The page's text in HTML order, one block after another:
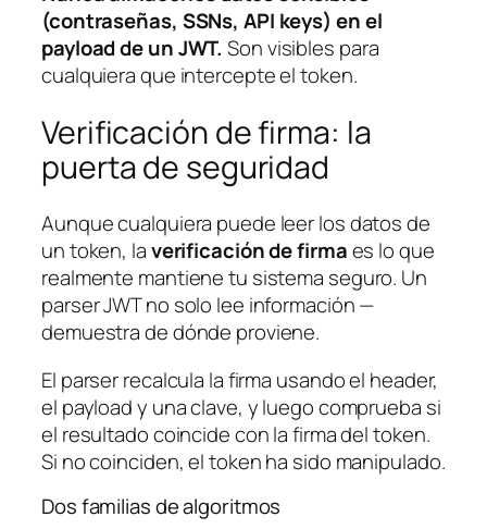
(contraseñas, SSNs, API keys) en el
payload de un JWT. Son visibles para
cualquiera que intercepte el token.
Verificación de firma: la
puerta de seguridad
Aunque cualquiera puede leer los datos de
un token, laverificación de firmaes lo que
realmente mantiene tu sistema seguro. Un
parser JWT no solo lee información —
demuestra de dónde proviene.
El parser recalcula la firma usando el header,
el payload y una clave, y luego comprueba si
el resultado coincide con la firma del token.
Si no coinciden, el token ha sido manipulado.
Dos familias de algoritmos